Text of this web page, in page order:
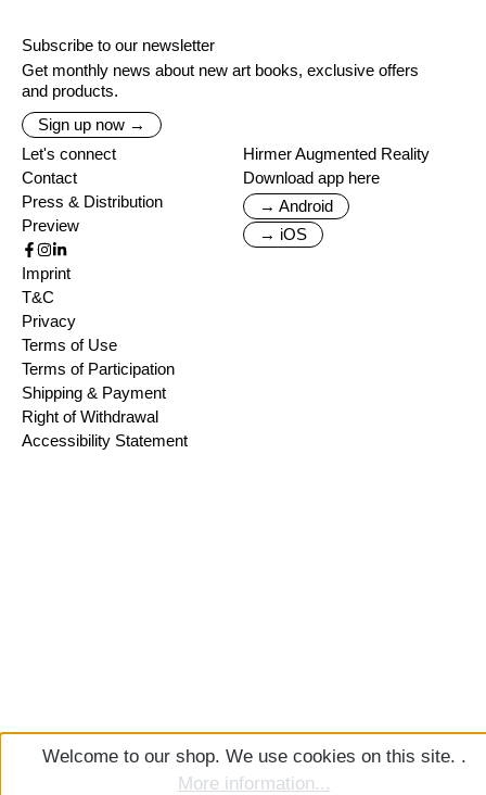
Subscribe to our newsletter
Get monthly news about new art books, exclusive offers
and products.
Sign up now →
Let's connect
Contact
Press & Distribution
Preview
Hirmer Augmented Reality
Download app here
→ Android
→ iOS
Imprint
T&C
Privacy
Terms of Use
Terms of Participation
Shipping & Payment
Right of Withdrawal
Accessibility Statement
Welcome to our shop. We use cookies on this site. .
More information...